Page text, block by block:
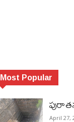
Most Popular
April 27,